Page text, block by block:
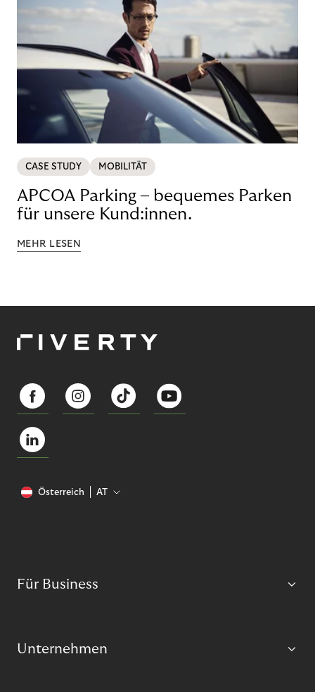
CASE STUDY MOBILITÄT
APCOA Parking – bequemes Parken
für unsere Kund:innen.
MEHR LESEN
Österreich AT
Für Business
Unternehmen